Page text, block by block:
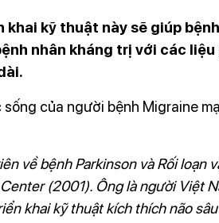
khai kỹ thuật này sẽ giúp
nhân kháng trị với các liệu
dài.
của người bệnh Migraine
về bệnh Parkinson và Rối loạn
(2001). Ông là người Việt
khai kỹ thuật kích thích não